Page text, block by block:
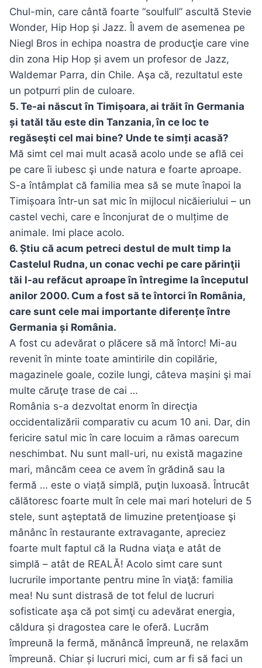
Chul-min, care cântă foarte “soulfull” ascultă Stevie
Wonder, Hip Hop și Jazz. Îl avem de asemenea pe
Niegl Bros in echipa noastra de producţie care vine
din zona Hip Hop și avem un profesor de Jazz,
Waldemar Parra, din Chile. Aşa că, rezultatul este
un potpurri plin de culoare.
5. Te-ai născut în Timișoara, ai trăit în Germania
și tatăl tău este din Tanzania, în ce loc te
regăseşti cel mai bine? Unde te simți acasă?
Mă simt cel mai mult acasă acolo unde se află cei
pe care îi iubesc şi unde natura e foarte aproape.
S-a întâmplat că familia mea să se mute înapoi la
Timișoara într-un sat mic în mijlocul nicăieriului – un
castel vechi, care e înconjurat de o mulțime de
animale. Imi place acolo.
6. Știu că acum petreci destul de mult timp la
Castelul Rudna, un conac vechi pe care părinţii
tăi l-au refăcut aproape în întregime la începutul
anilor 2000. Cum a fost să te întorci în România,
care sunt cele mai importante diferențe între
Germania și România.
A fost cu adevărat o plăcere să mă întorc! Mi-au
revenit în minte toate amintirile din copilărie,
magazinele goale, cozile lungi, câteva mașini şi mai
multe căruţe trase de cai …
România s-a dezvoltat enorm în direcţia
occidentalizării comparativ cu acum 10 ani. Dar, din
fericire satul mic în care locuim a rămas oarecum
neschimbat. Nu sunt mall-uri, nu există magazine
mari, mâncăm ceea ce avem în grădină sau la
fermă … este o viață simplă, puţin luxoasă. Întrucât
călătoresc foarte mult în cele mai mari hoteluri de 5
stele, sunt aşteptată de limuzine pretenţioase şi
mânânc în restaurante extravagante, apreciez
foarte mult faptul că la Rudna viaţa e atât de
simplă – atât de REALĂ! Acolo simt care sunt
lucrurile importante pentru mine în viaţă: familia
mea! Nu sunt distrasă de tot felul de lucruri
sofisticate aşa că pot simţi cu adevărat energia,
căldura și dragostea care le oferă. Lucrăm
împreună la fermă, mănâncă împreună, ne relaxăm
împreună. Chiar și lucruri mici, cum ar fi să faci un